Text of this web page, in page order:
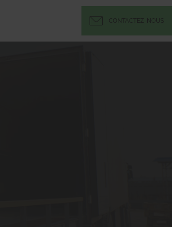
CONTACTEZ-NOUS